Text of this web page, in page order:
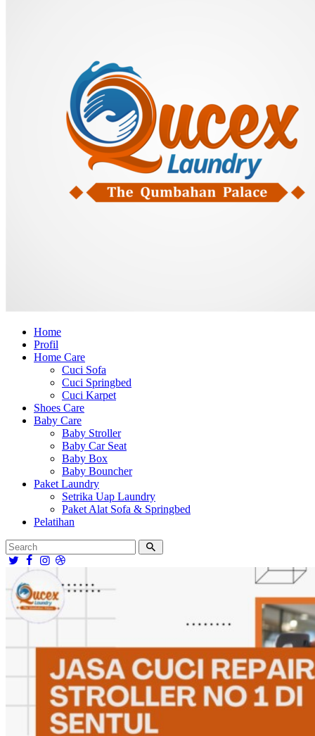
Home
Profil
Home Care
Cuci Sofa
Cuci Springbed
Cuci Karpet
Shoes Care
Baby Care
Baby Stroller
Baby Car Seat
Baby Box
Baby Bouncher
Paket Laundry
Setrika Uap Laundry
Paket Alat Sofa & Springbed
Pelatihan